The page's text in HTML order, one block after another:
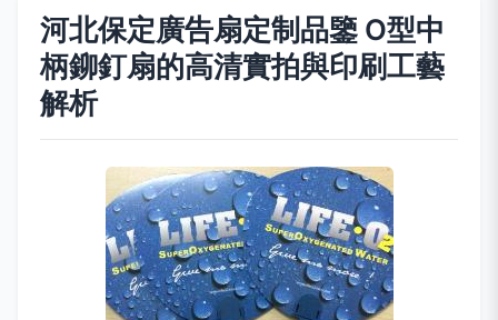
河北保定廣告扇定制品鑒 O型中
柄鉚釘扇的高清實拍與印刷工藝
解析